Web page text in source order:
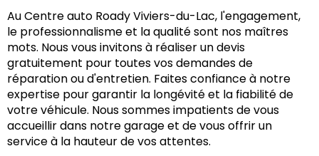
Au Centre auto Roady Viviers-du-Lac, l'engagement,
le professionnalisme et la qualité sont nos maîtres
mots. Nous vous invitons à réaliser un devis
gratuitement pour toutes vos demandes de
réparation ou d'entretien. Faites confiance à notre
expertise pour garantir la longévité et la fiabilité de
votre véhicule. Nous sommes impatients de vous
accueillir dans notre garage et de vous offrir un
service à la hauteur de vos attentes.